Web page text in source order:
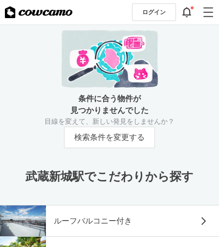
ログイン
条件に合う物件が
見つかりませんでした
目線を変えて、新しい発見をしませんか？
検索条件を変更する
武蔵新城駅でこだわりから探す
ルーフバルコニー付き